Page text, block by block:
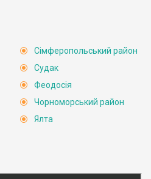
Сімферопольський район
Судак
Феодосія
Чорноморський район
Ялта